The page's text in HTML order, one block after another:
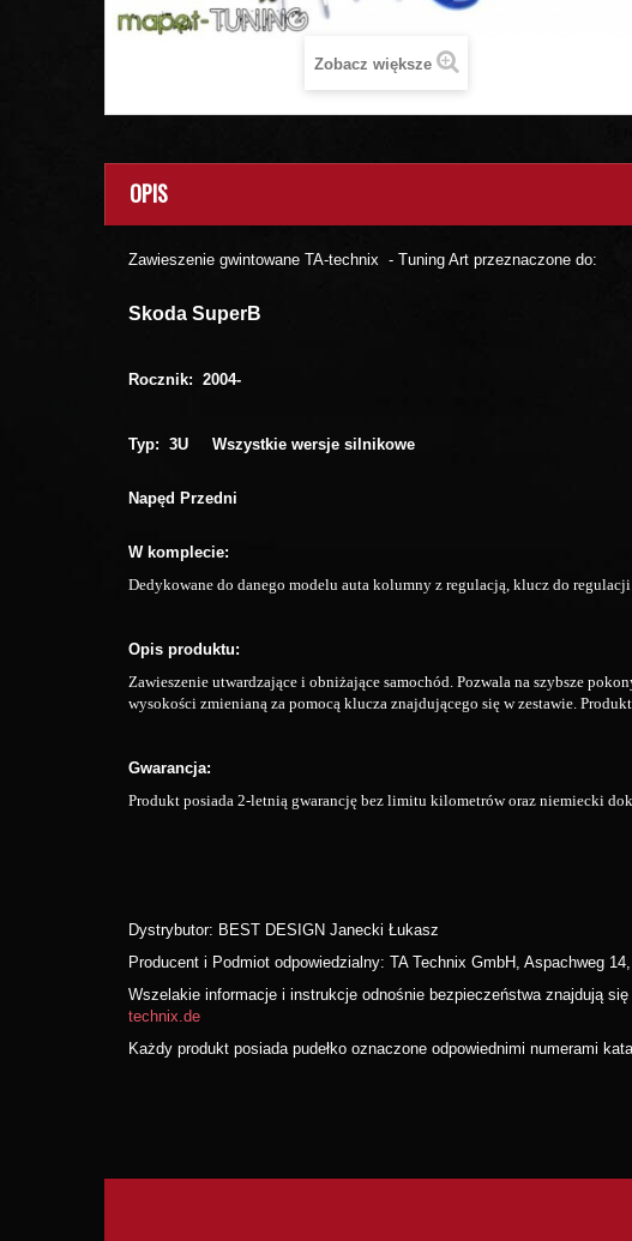
Zobacz większe
OPIS
Zawieszenie gwintowane TA-technix - Tuning Art przeznaczone do:
Skoda SuperB
Rocznik: 2004-
Typ: 3U Wszystkie wersje silnikowe
Napęd Przedni
W komplecie:
Dedykowane do danego modelu auta kolumny z regulacją, klucz do
Opis produktu:
Zawieszenie utwardzające i obniżające samochód. Pozwala na szybsze
wysokości zmienianą za pomocą klucza znajdującego się w zestawie.
Gwarancja:
Produkt posiada 2-letnią gwarancję bez limitu kilometrów oraz niemiecki
Dystrybutor: BEST DESIGN Janecki Łukasz
Producent i Podmiot odpowiedzialny: TA Technix GmbH, Aspachweg
Wszelakie informacje i instrukcje odnośnie bezpieczeństwa znajdują
technix.de
Każdy produkt posiada pudełko oznaczone odpowiednimi numerami